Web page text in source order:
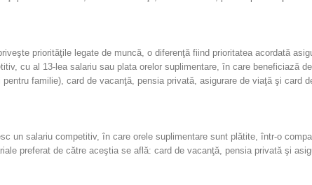
priorităţile legate de muncă, o diferenţă fiind prioritatea acordată
cu al 13-lea salariu sau plata orelor suplimentare, în care beneficiază
familie), card de vacanţă, pensia privată, asigurare de viaţă şi card
un salariu competitiv, în care orele suplimentare sunt plătite, într-o
preferat de către aceştia se află: card de vacanţă, pensia privată şi